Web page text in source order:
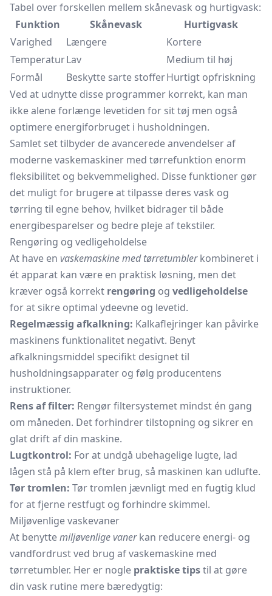
Tabel over forskellen mellem skånevask og hurtigvask:
Funktion
Skånevask
Hurtigvask
Varighed
Længere
Kortere
TemperaturLav
Medium til høj
Formål
Beskytte sarte stofferHurtigt opfriskning
Ved at udnytte disse programmer korrekt, kan man
ikke alene forlænge levetiden for sit tøj men også
optimere energiforbruget i husholdningen.
Samlet set tilbyder de avancerede anvendelser af
moderne vaskemaskiner med tørrefunktion enorm
fleksibilitet og bekvemmelighed. Disse funktioner gør
det muligt for brugere at tilpasse deres vask og
tørring til egne behov, hvilket bidrager til både
energibesparelser og bedre pleje af tekstiler.
Rengøring og vedligeholdelse
At have en vaskemaskine med tørretumblerkombineret i
ét apparat kan være en praktisk løsning, men det
kræver også korrekt rengøring og vedligeholdelse
for at sikre optimal ydeevne og levetid.
Regelmæssig afkalkning: Kalkaflejringer kan påvirke
maskinens funktionalitet negativt. Benyt
afkalkningsmiddel specifikt designet til
husholdningsapparater og følg producentens
instruktioner.
Rens af filter: Rengør filtersystemet mindst én gang
om måneden. Det forhindrer tilstopning og sikrer en
glat drift af din maskine.
Lugtkontrol: For at undgå ubehagelige lugte, lad
lågen stå på klem efter brug, så maskinen kan udlufte.
Tør tromlen: Tør tromlen jævnligt med en fugtig klud
for at fjerne restfugt og forhindre skimmel.
Miljøvenlige vaskevaner
At benyttemiljøvenlige vanerkan reducere energi- og
vandfordrust ved brug afvaskemaskine med
tørretumbler. Her er nogle praktiske tipstil at gøre
din vask rutine mere bæredygtig: